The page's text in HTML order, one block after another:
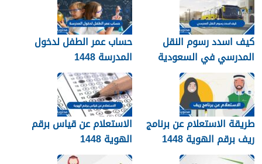
كيف اسدد رسوم النقل
المدرسي في السعودية
1448
حساب عمر الطفل لدخول
المدرسة 1448
طريقة الاستعلام عن برنامج
ريف برقم الهوية 1448
الاستعلام عن قياس برقم
الهوية 1448
services.qiyas.sa